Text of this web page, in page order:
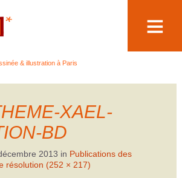
& illustration à Paris
XAEL-
BD
2013 in Publications des
résolution (252 × 217)